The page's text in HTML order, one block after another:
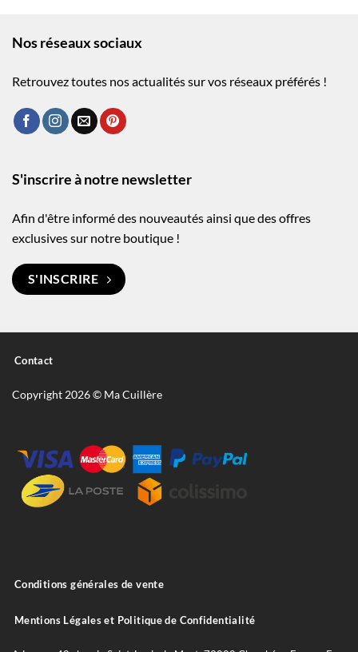
Nos réseaux sociaux
Retrouvez toutes nos actualités sur vos réseaux préférés !
S'inscrire à notre newsletter
Afin d'être informé des nouveautés ainsi que des offres
exclusives sur notre boutique !
S'INSCRIRE
Contact
Copyright 2026 © Ma Cuillère
Conditions générales de vente
Mentions Légales et Politique de Confidentialité